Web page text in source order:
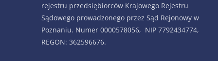
rejestru przedsiębiorców Krajowego Rejestru
Sądowego prowadzonego przez Sąd Rejonowy w
Poznaniu. Numer 0000578056, NIP 7792434774,
REGON: 362596676.